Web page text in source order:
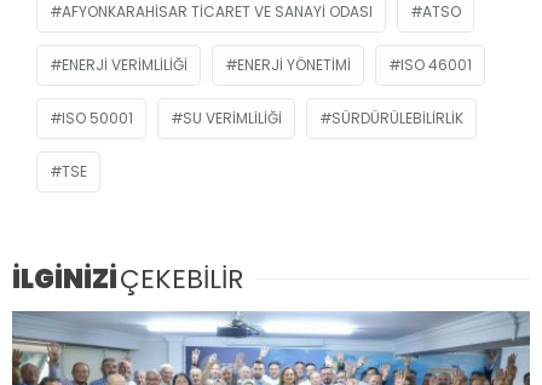
AFYONKARAHISAR TICARET VE SANAYI ODASI ATSO
ENERJI VERIMLILIĞI ENERJI YÖNETIMI ISO 46001
ISO 50001 SU VERIMLILIĞI SÜRDÜRÜLEBILIRLIK
TSE
İLGİNİZİÇEKEBİLİR